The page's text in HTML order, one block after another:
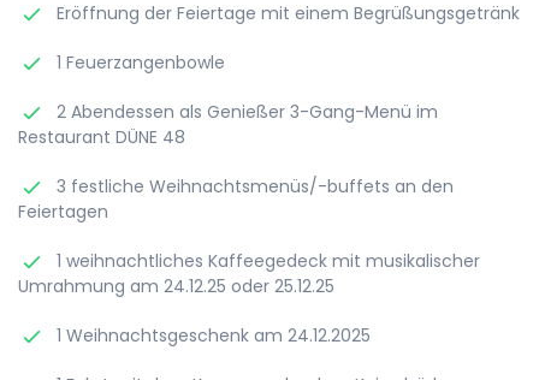
Eröffnung der Feiertage mit einem Begrüßungsgetränk
1 Feuerzangenbowle
2 Abendessen als Genießer 3-Gang-Menü im
Restaurant DÜNE 48
3 festliche Weihnachtsmenüs/-buffets an den
Feiertagen
1 weihnachtliches Kaffeegedeck mit musikalischer
Umrahmung am 24.12.25 oder 25.12.25
1 Weihnachtsgeschenk am 24.12.2025